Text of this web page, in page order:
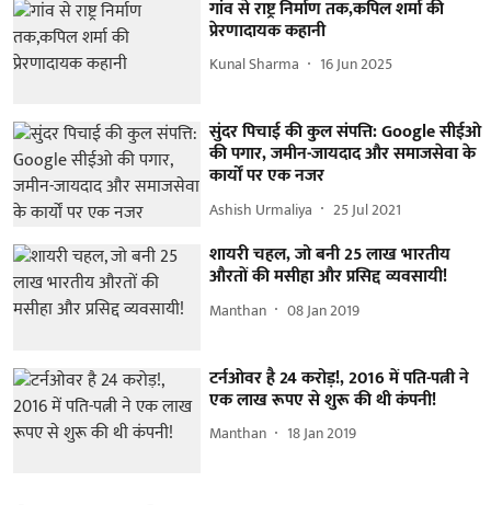
गांव से राष्ट्र निर्माण तक,कपिल शर्मा की
प्रेरणादायक कहानी
Kunal Sharma 16 Jun 2025
सुंदर पिचाई की कुल संपत्ति: Google सीईओ
की पगार, जमीन-जायदाद और समाजसेवा के
कार्यों पर एक नजर
Ashish Urmaliya 25 Jul 2021
शायरी चहल, जो बनी 25 लाख भारतीय
औरतों की मसीहा और प्रसिद्द व्यवसायी!
Manthan 08 Jan 2019
टर्नओवर है 24 करोड़!, 2016 में पति-पत्नी ने
एक लाख रूपए से शुरू की थी कंपनी!
Manthan 18 Jan 2019